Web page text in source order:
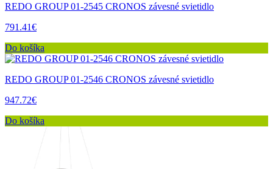
REDO GROUP 01-2545 CRONOS závesné svietidlo
791.41€
Do košíka
REDO GROUP 01-2546 CRONOS závesné svietidlo
947.72€
Do košíka